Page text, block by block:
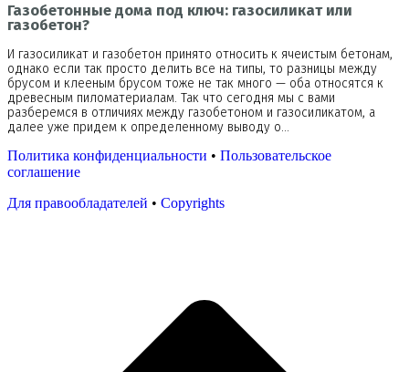
Газобетонные дома под ключ: газосиликат или
газобетон?
И газосиликат и газобетон принято относить к ячеистым бетонам,
однако если так просто делить все на типы, то разницы между
брусом и клееным брусом тоже не так много — оба относятся к
древесным пиломатериалам. Так что сегодня мы с вами
разберемся в отличиях между газобетоном и газосиликатом, а
далее уже придем к определенному выводу о…
Политика конфиденциальности • Пользовательское
соглашение
Для правообладателей • Copyrights